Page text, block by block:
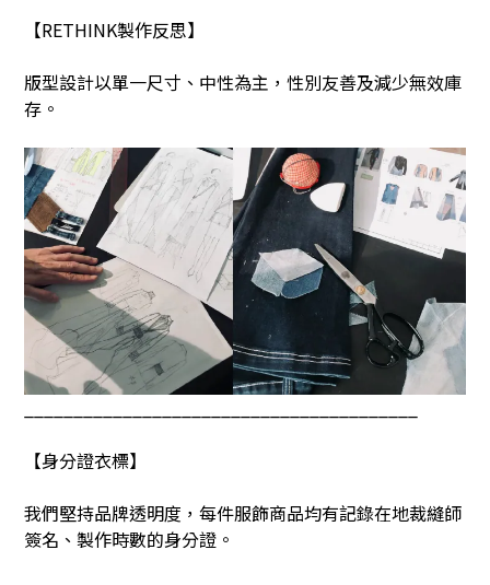
【RETHINK製作反思】
版型設計以單一尺寸、中性為主，性別友善及減少無效庫
存。
【身分證衣標】
我們堅持品牌透明度，每件服飾商品均有記錄在地裁縫師
簽名、製作時數的身分證。